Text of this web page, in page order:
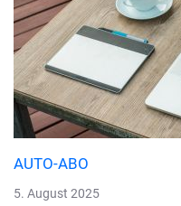
AUTO-ABO
5. August 2025